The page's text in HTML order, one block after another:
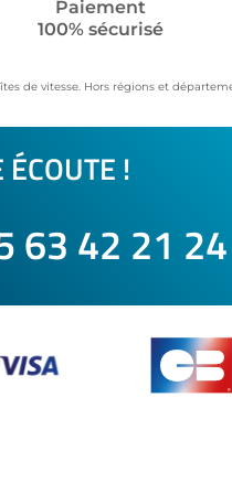
Paiement
100% sécurisé
de vitesse. Hors régions et
!
63 42 21 24